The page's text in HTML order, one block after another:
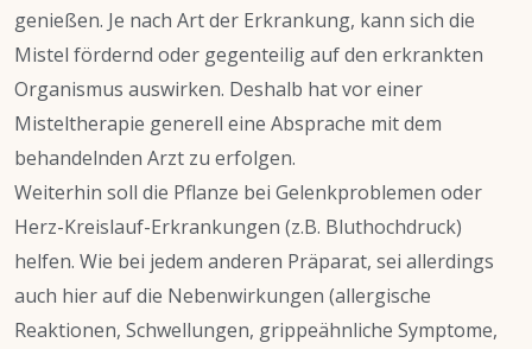
genießen. Je nach Art der Erkrankung, kann sich die
Mistel fördernd oder gegenteilig auf den erkrankten
Organismus auswirken. Deshalb hat vor einer
Misteltherapie generell eine Absprache mit dem
behandelnden Arzt zu erfolgen.
Weiterhin soll die Pflanze bei Gelenkproblemen oder
Herz-Kreislauf-Erkrankungen (z.B. Bluthochdruck)
helfen. Wie bei jedem anderen Präparat, sei allerdings
auch hier auf die Nebenwirkungen (allergische
Reaktionen, Schwellungen, grippeähnliche Symptome,